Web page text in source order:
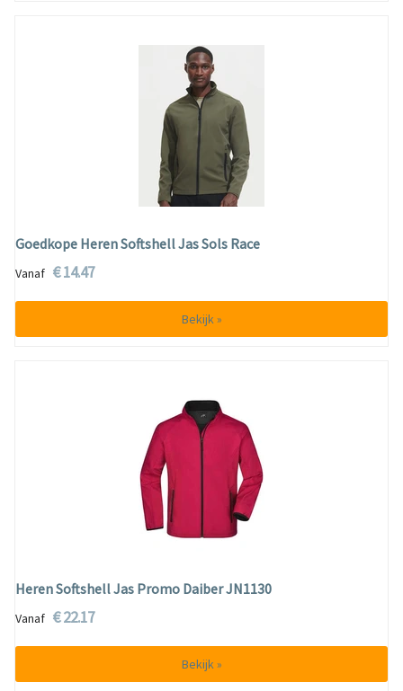
Goedkope Heren Softshell Jas Sols Race
Vanaf € 14.47
Bekijk »
Heren Softshell Jas Promo Daiber JN1130
Vanaf € 22.17
Bekijk »